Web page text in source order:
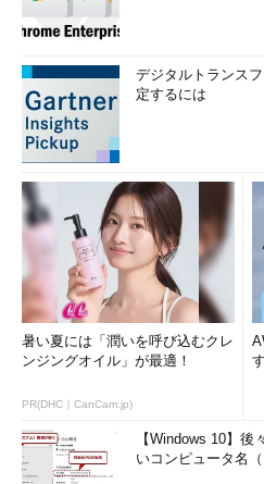
C:\>powercfg /a
以下のスリープ状態がこのシス
スタンバイ (S1)
休止状態
高速スタートアップ
以下のスリープ状態はこのシス
スタンバイ (S2)
システム ファームウェアは
ートしていません。
…（以下省略）…
この方法で休止状態を有効化し
ルパネルの電源オプション画面で
示される。もし表示されない場合
ン」画面とコントロールパネルを
デジタルトランス
定するには
暑い夏には「潤いを呼び込むクレ
ンジングオイル」が最適！
PR(DHC｜CanCam.jp)
【Windows 10】
いコンピュータ名